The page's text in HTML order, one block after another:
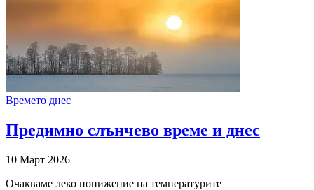
Времето днес
Предимно слънчево време и днес
10 Март 2026
Очакваме леко понижение на температурите